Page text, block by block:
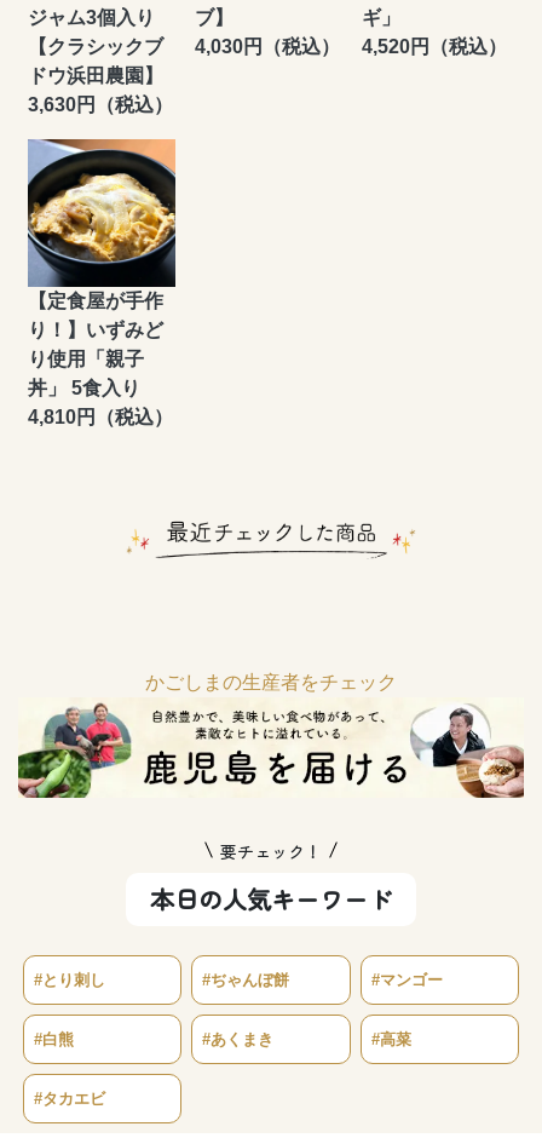
ジャム3個入り
【クラシックブ
ドウ浜田農園】
3,630円（税込）
ブ】
4,030円（税込）
ギ」
4,520円（税込）
【定食屋が手作
り！】いずみど
り使用「親子
丼」 5食入り
4,810円（税込）
かごしまの生産者をチェック
要チェック！
本日の人気キーワード
#とり刺し #ぢゃんぼ餅 #マンゴー
#白熊 #あくまき #高菜
#タカエビ